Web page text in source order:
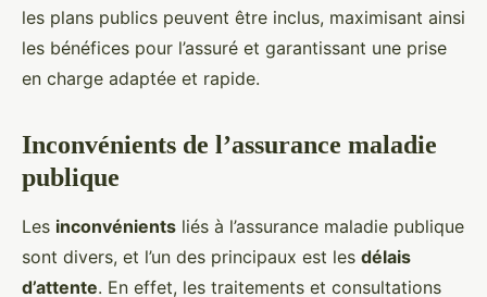
les plans publics peuvent être inclus, maximisant ainsi
les bénéfices pour l’assuré et garantissant une prise
en charge adaptée et rapide.
Inconvénients de l’assurance maladie
publique
Les inconvénients liés à l’assurance maladie publique
sont divers, et l’un des principaux est les délais
d’attente. En effet, les traitements et consultations